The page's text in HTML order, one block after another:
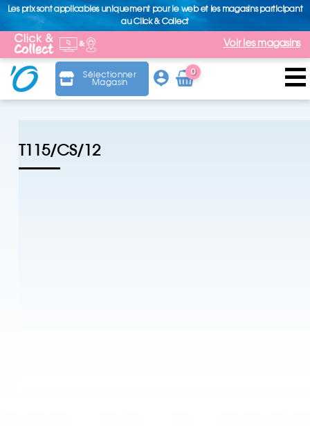
Les prix sont applicables uniquement pour le web et les magasins participant
au Click & Collect
Voir les magasins
Sélectionner
Magasin
0
Arti
cle
T115/CS/12